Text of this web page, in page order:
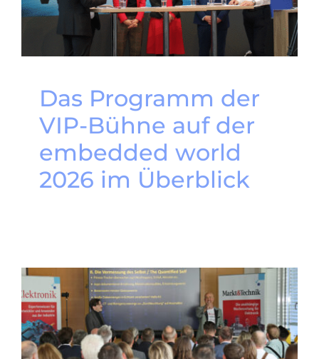
Das Programm der
VIP-Bühne auf der
embedded world
2026 im Überblick